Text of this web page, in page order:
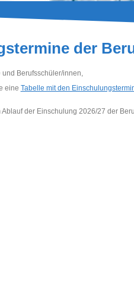
der
Berufsschüler/innen,
eine Tabelle mit den
Ablauf der Einschulung 2026/27 der